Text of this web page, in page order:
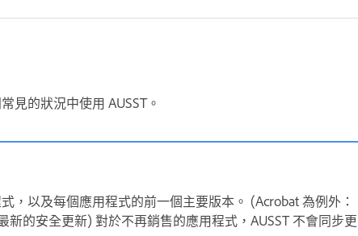
見的狀況中使用 AUSST。
，以及每個應用程式的前一個主要版本。 (Acrobat 為例外：
新的安全更新) 對於不再銷售的應用程式，AUSST 不會同步更